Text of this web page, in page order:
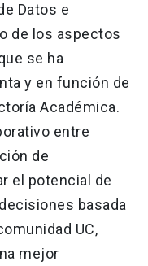
Datos e
de los aspectos
se ha
y en función de
Académica.
entre
de
el potencial de
basada
UC,
mejor